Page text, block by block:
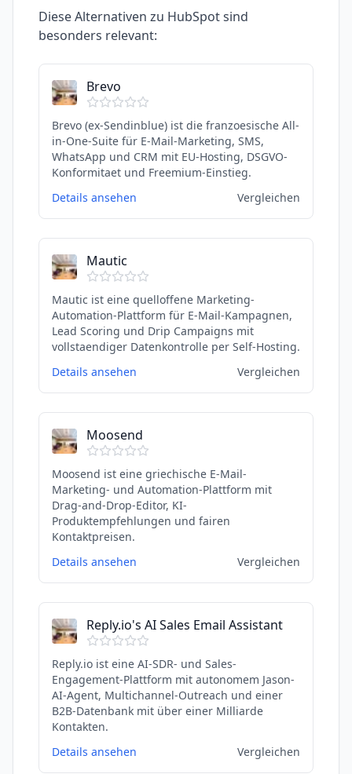
Diese Alternativen zu HubSpotsind
besonders relevant:
Brevo
Brevo (ex-Sendinblue) ist die franzoesische All-
in-One-Suite für E-Mail-Marketing, SMS,
WhatsApp und CRM mit EU-Hosting, DSGVO-
Konformitaet und Freemium-Einstieg.
Details ansehen
Vergleichen
Mautic
Mautic ist eine quelloffene Marketing-
Automation-Plattform für E-Mail-Kampagnen,
Lead Scoring und Drip Campaigns mit
vollstaendiger Datenkontrolle per Self-Hosting.
Details ansehen
Vergleichen
Moosend
Moosend ist eine griechische E-Mail-
Marketing- und Automation-Plattform mit
Drag-and-Drop-Editor, KI-
Produktempfehlungen und fairen
Kontaktpreisen.
Details ansehen
Vergleichen
Reply.io's AI Sales Email Assistant
Reply.io ist eine AI-SDR- und Sales-
Engagement-Plattform mit autonomem Jason-
AI-Agent, Multichannel-Outreach und einer
B2B-Datenbank mit über einer Milliarde
Kontakten.
Details ansehen
Vergleichen